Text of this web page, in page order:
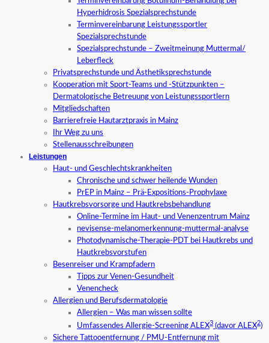
Hyperhidrosis Spezialsprechstunde
Terminvereinbarung Leistungssportler
Spezialsprechstunde
Spezialsprechstunde – Zweitmeinung Muttermal/
Leberfleck
Privatsprechstunde und Ästhetiksprechstunde
Kooperation mit Sport-Teams und -Stützpunkten –
Dermatologische Betreuung von Leistungssportlern
Mitgliedschaften
Barrierefreie Hautarztpraxis in Mainz
Ihr Weg zu uns
Stellenausschreibungen
Leistungen
Haut- und Geschlechtskrankheiten
Chronische und schwer heilende Wunden
PrEP in Mainz – Prä-Expositions-Prophylaxe
Hautkrebsvorsorge und Hautkrebsbehandlung
Online-Termine im Haut- und Venenzentrum Mainz
nevisense-melanomerkennung-muttermal-analyse
Photodynamische-Therapie-PDT bei Hautkrebs und
Hautkrebsvorstufen
Besenreiser und Krampfadern
Tipps zur Venen-Gesundheit
Venencheck
Allergien und Berufsdermatologie
Allergien – Was man wissen sollte
Umfassendes Allergie-Screening ALEX3 (davor ALEX2)
Sichere Tattooentfernung / PMU-Entfernung mit